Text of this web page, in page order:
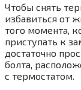
Чтобы снять
избавиться от
того момента,
приступать к
достаточно
болта,
с термостатом.